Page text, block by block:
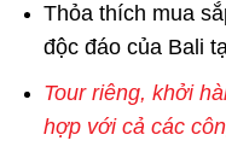
Thỏa thích mua
độc đáo của Bali
Tour riêng, khởi
hợp với cả các